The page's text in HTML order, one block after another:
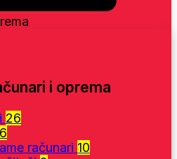
i oprema
26
6
računari 10